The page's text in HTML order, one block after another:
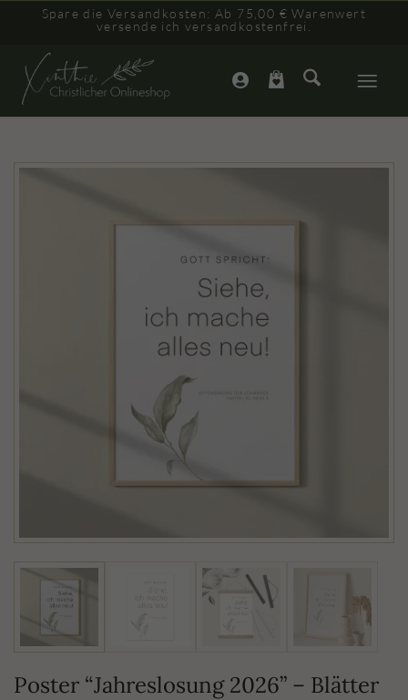
Spare die Versandkosten: Ab 75,00 € Warenwert
versende ich versandkostenfrei.
Poster “Jahreslosung 2026” – Blätter